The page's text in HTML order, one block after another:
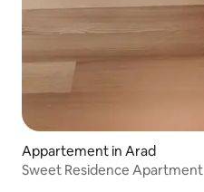
Appartement in Arad
Sweet Residence Apartment